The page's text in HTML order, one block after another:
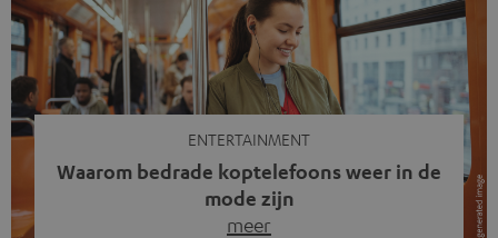
ENTERTAINMENT
Waarom bedrade koptelefoons weer in de
mode zijn
meer